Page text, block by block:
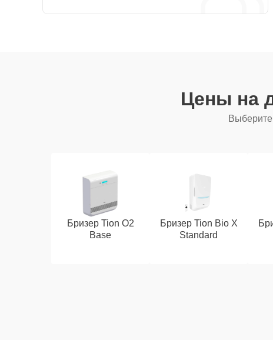
Цены на
Выберите
Бризер Tion O2
Base
Бризер Tion Bio X
Standard